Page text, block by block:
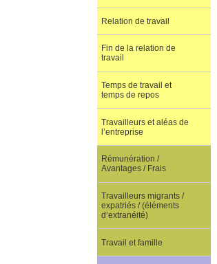
Relation de travail
Fin de la relation de
travail
Temps de travail et
temps de repos
Travailleurs et aléas de
l’entreprise
Rémunération /
Avantages / Frais
Travailleurs migrants /
expatriés / (éléments
d’extranéité)
Travail et famille